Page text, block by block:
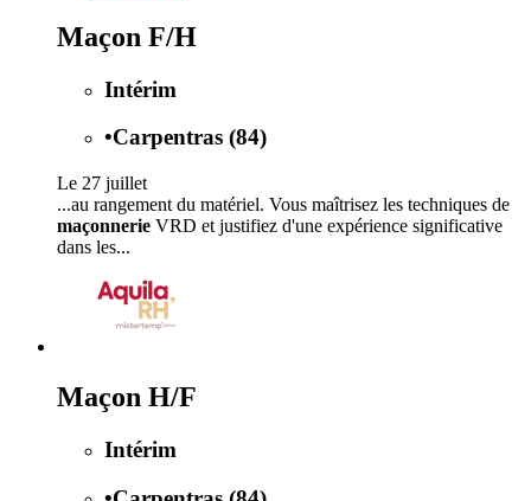
Maçon F/H
Intérim
•Carpentras (84)
Le 27 juillet
...au rangement du matériel. Vous maîtrisez les techniques de
maçonnerie VRD et justifiez d'une expérience significative
dans les...
Maçon H/F
Intérim